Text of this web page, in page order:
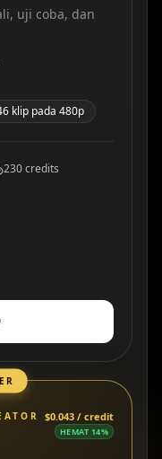
uji coba, dan
klip pada 480p
230credits
$0.043 / credit
HEMAT 14%